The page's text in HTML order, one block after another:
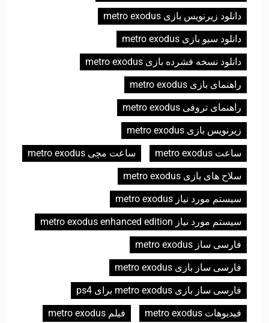
دانلود زیرنویس بازی metro exodus
دانلود سیو بازی metro exodus
دانلود نسخه فشرده بازی metro exodus
راهنمای بازی metro exodus
راهنمای تروفی metro exodus
زیرنویس بازی metro exodus
ساعت metro exodus
ساعت مچی metro exodus
سلاح های بازی metro exodus
سیستم مورد نیاز metro exodus
سیستم مورد نیاز metro exodus enhanced edition
فارسی ساز metro exodus
فارسی ساز بازی metro exodus
فارسی ساز بازی metro exodus برای ps4
فيديوهات metro exodus
فیلم metro exodus